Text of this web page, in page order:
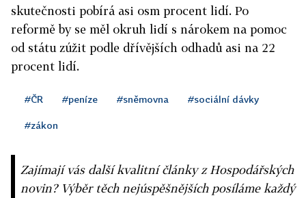
skutečnosti pobírá asi osm procent lidí. Po
reformě by se měl okruh lidí s nárokem na pomoc
od státu zúžit podle dřívějších odhadů asi na 22
procent lidí.
#ČR #peníze #sněmovna #sociální dávky
#zákon
Zajímají vás další kvalitní články z Hospodářských
novin? Výběr těch nejúspěšnějších posíláme každý